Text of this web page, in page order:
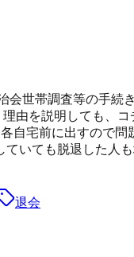
世帯調査等の手続
由を説明しても、
宅前に出すので問
いても脱退した人
退会